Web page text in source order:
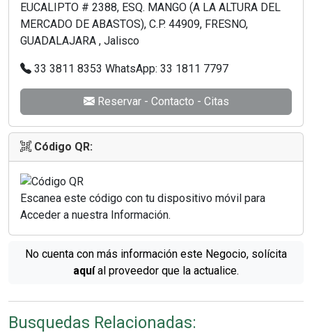
EUCALIPTO # 2388, ESQ. MANGO (A LA ALTURA DEL
MERCADO DE ABASTOS), C.P. 44909, FRESNO,
GUADALAJARA , Jalisco
33 3811 8353 WhatsApp: 33 1811 7797
Reservar - Contacto - Citas
Código QR:
Escanea este código con tu dispositivo móvil para
Acceder a nuestra Información.
No cuenta con más información este Negocio, solícita
aquíal proveedor que la actualice.
Busquedas Relacionadas: